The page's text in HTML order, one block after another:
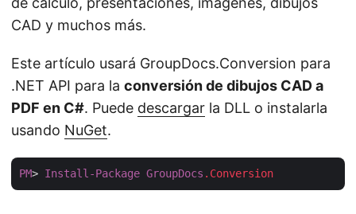
CAD y muchos más.
Este artículo usará GroupDocs.Conversion para
.NET API para la conversión de dibujos CAD a
PDF en C#. Puede descargar la DLL o instalarla
usando NuGet.
PM> Install-Package GroupDocs .Conversion